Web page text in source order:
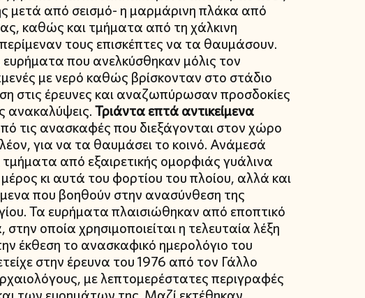
μετά από σεισμό- η μαρμάρινη πλάκα από
καθώς και τμήματα από τη χάλκινη
τους επισκέπτες να τα θαυμάσουν.
που ανελκύσθηκαν μόλις τον
με νερό καθώς βρίσκονταν στο στάδιο
στις έρευνες και αναζωπύρωσαν προσδοκίες
ανακαλύψεις.Τριάντα επτά αντικείμενα
τις ανασκαφές που διεξάγονται στον χώρο
για να τα θαυμάσει το κοινό. Ανάμεσά
από εξαιρετικής ομορφιάς γυάλινα
κι αυτά του φορτίου του πλοίου, αλλά και
που βοηθούν στην ανασύνθεση της
Τα ευρήματα πλαισιώθηκαν από εποπτικό
οποία χρησιμοποιείται η τελευταία λέξη
έκθεση το ανασκαφικό ημερολόγιο του
στην έρευνα του 1976 από τον Γάλλο
με λεπτομερέστατες περιγραφές